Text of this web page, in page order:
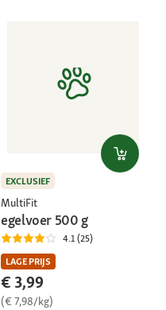
EXCLUSIEF
MultiFit
egelvoer 500 g
4.1 (25)
LAGE PRIJS
€ 3,99
(€ 7,98/kg)